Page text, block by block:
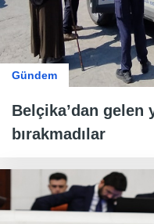
Gündem
Belçika’dan gelen
bırakmadılar